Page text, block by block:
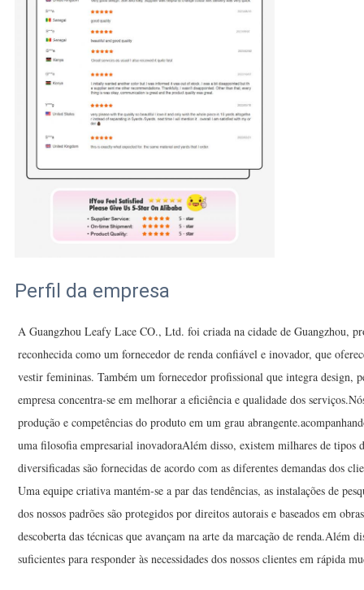
Perfil da empresa
A Guangzhou Leafy Lace CO., Ltd. foi criada na cidade de Guangzhou,
reconhecida como um fornecedor de renda confiável e inovador, que
vestir femininas. Também um fornecedor profissional que integra design,
empresa concentra-se em melhorar a eficiência e qualidade dos
produção e competências do produto em um grau
uma filosofia empresarial inovadoraAlém disso, existem milhares de tipos
diversificadas são fornecidas de acordo com as diferentes demandas dos
Uma equipe criativa mantém-se a par das tendências, as instalações de
dos nossos padrões são protegidos por direitos autorais e baseados em
descoberta das técnicas que avançam na arte da marcação de renda.Além
suficientes para responder às necessidades dos nossos clientes em rápida